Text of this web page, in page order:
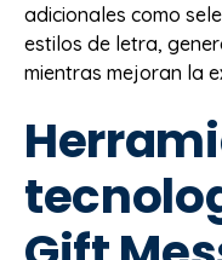
adicionales como
estilos de letra,
mientras mejoran la